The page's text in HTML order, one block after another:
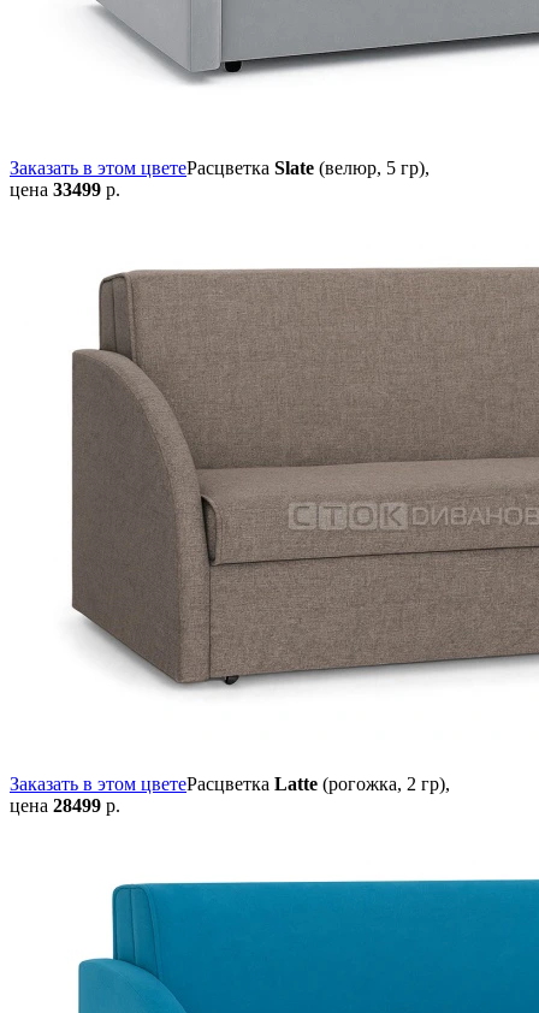
Заказать в этом цветеРасцветка Slate (велюр, 5 гр),
цена 33499 р.
Заказать в этом цветеРасцветка Latte (рогожка, 2 гр),
цена 28499 р.